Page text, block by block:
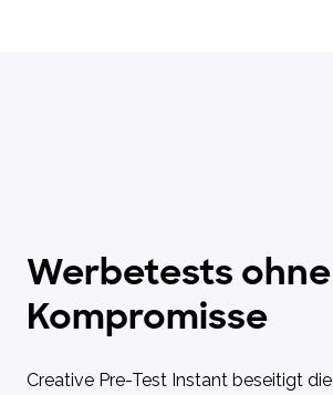
Werbetests ohne
Kompromisse
Creative Pre-Test Instant beseitigt die